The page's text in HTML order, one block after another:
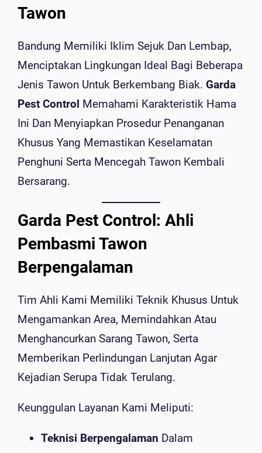
Tawon
Bandung Memiliki Iklim Sejuk Dan Lembap,
Menciptakan Lingkungan Ideal Bagi Beberapa
Jenis Tawon Untuk Berkembang Biak. Garda
Pest Control Memahami Karakteristik Hama
Ini Dan Menyiapkan Prosedur Penanganan
Khusus Yang Memastikan Keselamatan
Penghuni Serta Mencegah Tawon Kembali
Bersarang.
Garda Pest Control: Ahli
Pembasmi Tawon
Berpengalaman
Tim Ahli Kami Memiliki Teknik Khusus Untuk
Mengamankan Area, Memindahkan Atau
Menghancurkan Sarang Tawon, Serta
Memberikan Perlindungan Lanjutan Agar
Kejadian Serupa Tidak Terulang.
Keunggulan Layanan Kami Meliputi:
Teknisi Berpengalaman Dalam